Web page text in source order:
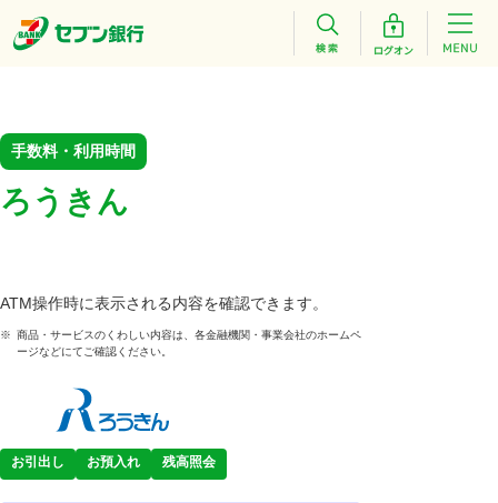
手数料・利用時間
ろうきん
ATM操作時に表示される内容を確認できます。
※ 商品・サービスのくわしい内容は、各金融機関・事業会社のホームペ
ージなどにてご確認ください。
お引出し お預入れ 残高照会